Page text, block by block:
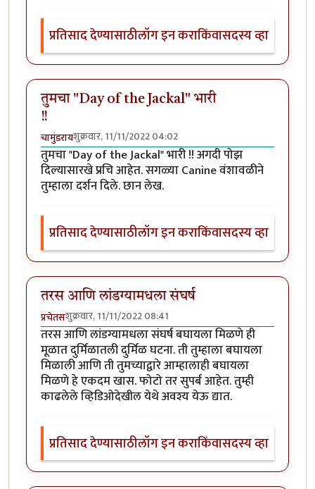
प्रतिसाद देण्यासाठीलॉग इन कराकिंवासदस्य व्हा
तुमचा "Day of the Jackal" भारी
!!
चामुंडरायशुक्रवार, 11/11/2022 04:02
तुमचा "Day of the Jackal" भारी !! अगदी पोझ
दिल्यासारखे प्रचि आहेत. सगळ्या Canine वंशावळीने
तुम्हाला दर्शन दिले. छान लेख.
प्रतिसाद देण्यासाठीलॉग इन कराकिंवासदस्य व्हा
तरस आणि लांडग्यामधला संघर्ष
प्रचेतसशुक्रवार, 11/11/2022 08:41
तरस आणि लांडग्यामधला संघर्ष बघायला मिळणे ही
मूळात दुर्मिळातली दुर्मिळ घटना. ती तुम्हाला बघायला
मिळाली आणि ती तुमच्याद्वारे आम्हालाही बघायला
मिळणे हे एकदम खास. फोटो तर सुपर्ब आहेत. तुम्ही
काढलेले व्हिडिओदेखील येथे अवश्य येऊ द्यात.
प्रतिसाद देण्यासाठीलॉग इन कराकिंवासदस्य व्हा